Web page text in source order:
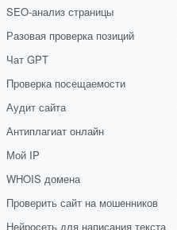
SEO-анализ страницы
Разовая проверка позиций
Чат GPT
Проверка посещаемости
Аудит сайта
Антиплагиат онлайн
Мой IP
WHOIS домена
Проверить сайт на мошенников
Нейросеть для написания текста